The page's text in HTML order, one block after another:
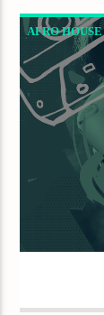
AFRO HOUSE